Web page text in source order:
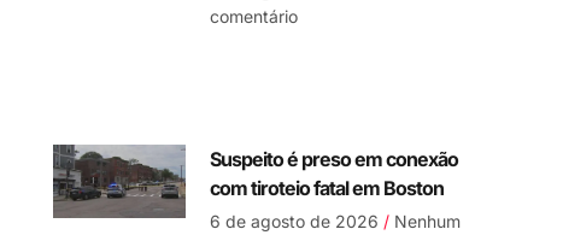
comentário
Suspeito é preso em conexão
com tiroteio fatal em Boston
6 de agosto de 2026 Nenhum